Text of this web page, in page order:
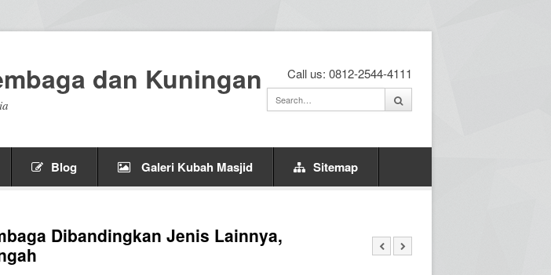
dan Kuningan Call us: 0812-2544-4111
Blog Galeri Kubah Masjid Sitemap
Dibandingkan Jenis Lainnya,